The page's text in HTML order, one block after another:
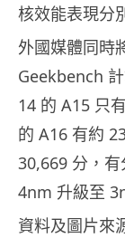
核效能表現分
外國媒體同時
Geekbench
14 的 A15 只
的 A16 有約
30,669 分，
4nm 升級至
資料及圖片來